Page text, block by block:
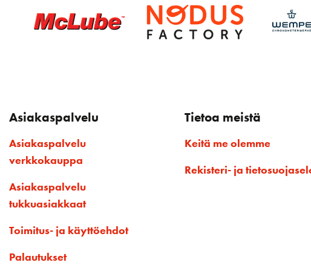
Asiakaspalvelu
Asiakaspalvelu
verkkokauppa
Asiakaspalvelu
tukkuasiakkaat
Toimitus- ja käyttöehdot
Palautukset
Tietoa meistä
Keitä me olemme
Rekisteri- ja